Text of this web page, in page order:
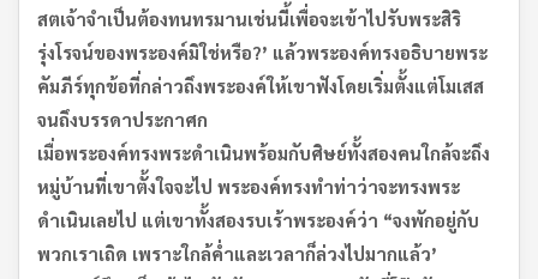
สตเจ้าจำเป็นต้องทนทรมานเช่นนี้เพื่อจะเข้าไปรับพระสิริ
รุ่งโรจน์ของพระองค์มิใช่หรือ?’ แล้วพระองค์ทรงอธิบายพระ
คัมภีร์ทุกข้อที่กล่าวถึงพระองค์ให้เขาฟังโดยเริ่มตั้งแต่โมเสส
จนถึงบรรดาประกาศก
เมื่อพระองค์ทรงพระดำเนินพร้อมกับศิษย์ทั้งสองคนใกล้จะถึง
หมู่บ้านที่เขาตั้งใจจะไป พระองค์ทรงทำท่าว่าจะทรงพระ
ดำเนินเลยไป แต่เขาทั้งสองรบเร้าพระองค์ว่า “จงพักอยู่กับ
พวกเราเถิด เพราะใกล้ค่ำและเวลาก็ล่วงไปมากแล้ว’